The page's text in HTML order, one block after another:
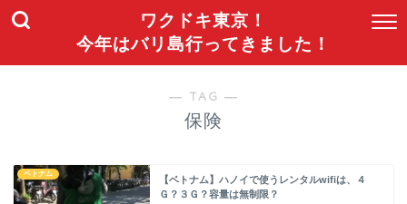
ワクドキ東京！
今年はバリ島行ってきました！
― TAG ―
保険
ベトナム
【ベトナム】ハノイで使うレンタルwifiは、４
Ｇ？３Ｇ？容量は無制限？